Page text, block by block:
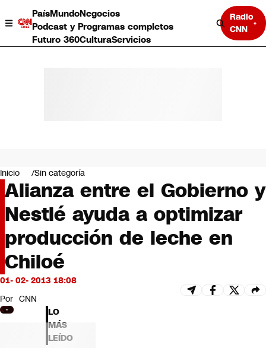
PaísMundoNegocios
Podcast y Programas completos
Futuro 360CulturaServicios
Radio
CNN
Negocios
Deportes
Programas completos
Cultura
Servicios
Bits
CNN tiempo
Futuro 360
Inicio Sin categoría
Alianza entre el Gobierno y
Nestlé ayuda a optimizar
producción de leche en
Chiloé
01- 02- 2013 18:08
Por CNN
LO
MÁS
LEÍDO